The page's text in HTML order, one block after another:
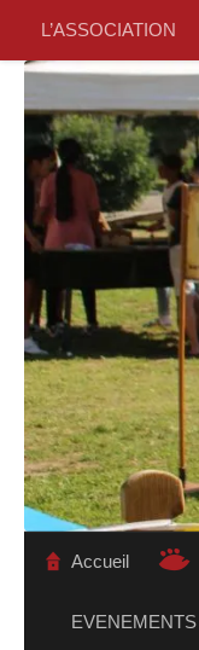
Skip to content
L’ASSOCIATION
Accueil
EVENEMENTS